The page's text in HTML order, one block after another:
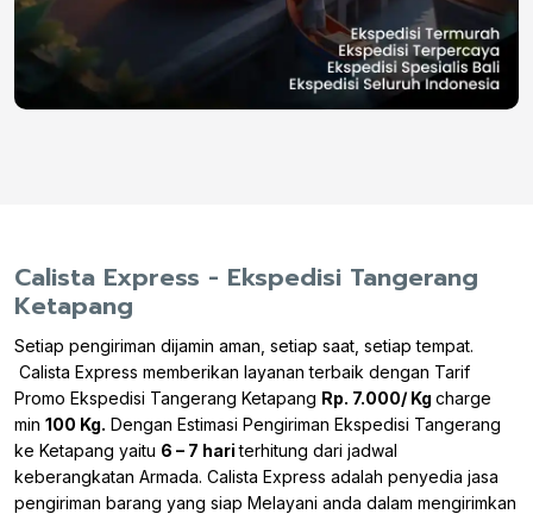
Calista Express - Ekspedisi Tangerang
Ketapang
Setiap pengiriman dijamin aman, setiap saat, setiap tempat.
Calista Express memberikan layanan terbaik dengan Tarif
Promo Ekspedisi Tangerang Ketapang Rp. 7.000/ Kg charge
min 100 Kg. Dengan Estimasi Pengiriman Ekspedisi Tangerang
ke Ketapang yaitu 6 – 7 hariterhitung dari jadwal
keberangkatan Armada. Calista Express adalah penyedia jasa
pengiriman barang yang siap Melayani anda dalam mengirimkan